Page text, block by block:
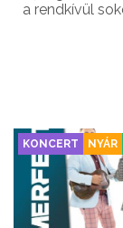
a rendkívül
egészen
KONCERT NYÁR